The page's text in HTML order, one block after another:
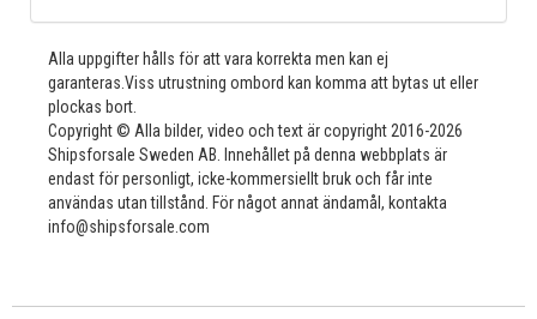
Alla uppgifter hålls för att vara korrekta men kan ej
garanteras.Viss utrustning ombord kan komma att bytas ut eller
plockas bort.
Copyright © Alla bilder, video och text är copyright 2016-2026
Shipsforsale Sweden AB. Innehållet på denna webbplats är
endast för personligt, icke-kommersiellt bruk och får inte
användas utan tillstånd. För något annat ändamål, kontakta
info@shipsforsale.com